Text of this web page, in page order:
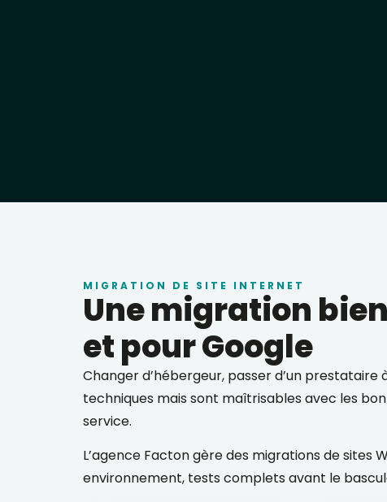
MIGRATION DE SITE INTERNET
Une migration
et pour Google
Changer d’hébergeur, passer d’un
techniques mais sont maîtrisables avec les
service.
L’agence Facton gère des migrations de sites
environnement, tests complets avant le